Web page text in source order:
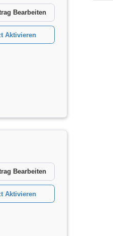
Bearbeiten
Aktivieren
Bearbeiten
Aktivieren